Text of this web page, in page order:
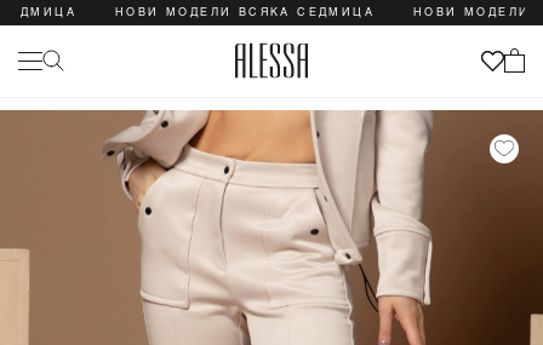
НОВИ МОДЕЛИ ВСЯКА СЕДМИЦА НОВИ МОДЕЛИ